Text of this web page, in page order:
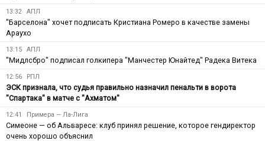
13:32 АПЛ
"Барселона" хочет подписать Кристиана Ромеро в качестве замены
Араухо
13:15 АПЛ
"Мидлсбро" подписал голкипера "Манчестер Юнайтед" Радека Витека
12:56 РПЛ
ЭСК признала, что судья правильно назначил пенальти в ворота
"Спартака" в матче с "Ахматом"
12:41 Примера — Ла-Лига
Симеоне — об Альваресе: клуб принял решение, которое гендиректор
очень хорошо объяснил